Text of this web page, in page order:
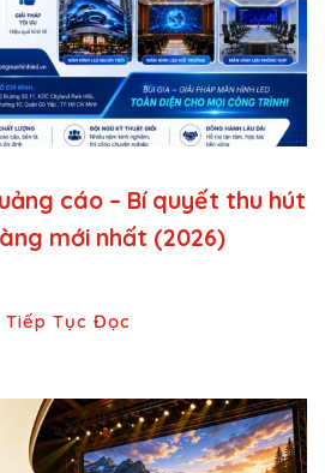
cáo – Bí quyết thu hút
mới nhất (2026)
Tiếp Tục Đọc